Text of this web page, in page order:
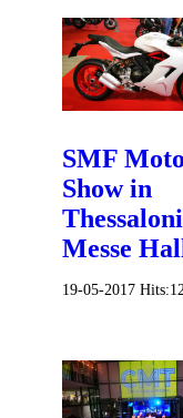
SMF Moto
Show in
Messe
19-05-2017 Hits: